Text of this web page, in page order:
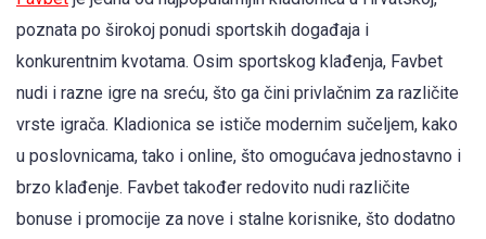
poznata po širokoj ponudi sportskih događaja i
konkurentnim kvotama. Osim sportskog klađenja, Favbet
nudi i razne igre na sreću, što ga čini privlačnim za različite
vrste igrača. Kladionica se ističe modernim sučeljem, kako
u poslovnicama, tako i online, što omogućava jednostavno i
brzo klađenje. Favbet također redovito nudi različite
bonuse i promocije za nove i stalne korisnike, što dodatno